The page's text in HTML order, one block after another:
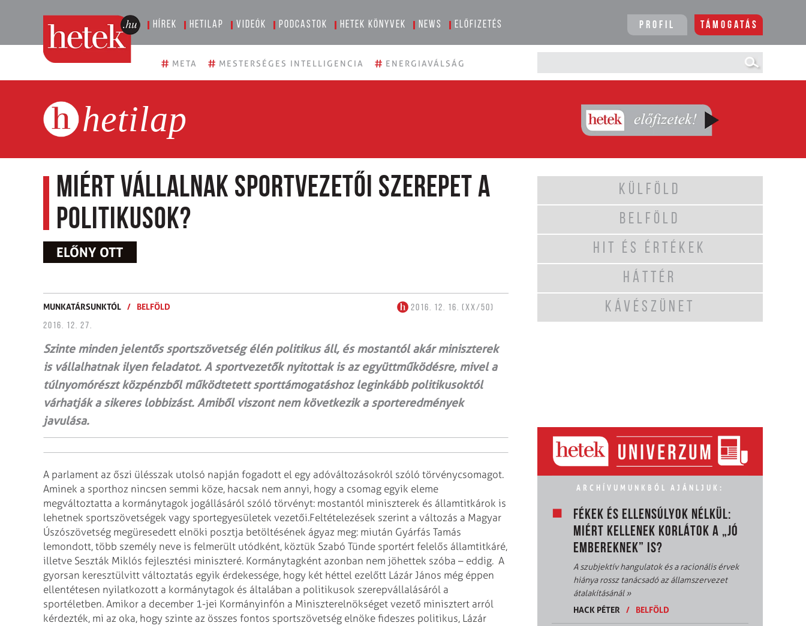
Hírek Hetilap Videók Podcastok Hetek könyvek News Előfizetés Profil Támogatás
# META # MESTERSÉGES INTELLIGENCIA # ENERGIAVÁLSÁG
hetilap
Miért vállalnak sportvezetői szerepet a
politikusok?
ELŐNY OTT
MUNKATÁRSUNKTÓL / BELFÖLD
2016. 12. 16. (XX/50)
2016. 12. 27.
Szinte minden jelentős sportszövetség élén politikus áll, és mostantól akár miniszterek
is vállalhatnak ilyen feladatot. A sportvezetők nyitottak is az együttműködésre, mivel a
túlnyomórészt közpénzből működtetett sporttámogatáshoz leginkább politikusoktól
várhatják a sikeres lobbizást. Amiből viszont nem következik a sporteredmények
javulása.
A parlament az őszi ülésszak utolsó napján fogadott el egy adóváltozásokról szóló törvénycsomagot.
Aminek a sporthoz nincsen semmi köze, hacsak nem annyi, hogy a csomag egyik eleme
megváltoztatta a kormánytagok jogállásáról szóló törvényt: mostantól miniszterek és államtitkárok is
lehetnek sportszövetségek vagy sportegyesületek vezetői.Feltételezések szerint a változás a Magyar
Úszószövetség megüresedett elnöki posztja betöltésének ágyaz meg: miután Gyárfás Tamás
lemondott, több személy neve is felmerült utódként, köztük Szabó Tünde sportért felelős államtitkáré,
illetve Seszták Miklós fejlesztési miniszteré. Kormánytagként azonban nem jöhettek szóba – eddig. A
gyorsan keresztülvitt változtatás egyik érdekessége, hogy két héttel ezelőtt Lázár János még éppen
ellentétesen nyilatkozott a kormánytagok és általában a politikusok szerepvállalásáról a
sportéletben. Amikor a december 1-jei Kormányinfón a Miniszterelnökséget vezető minisztert arról
kérdezték, mi az oka, hogy szinte az összes fontos sportszövetség elnöke fideszes politikus, Lázár
KÜLFÖLD
BELFÖLD
HIT ÉS ÉRTÉKEK
HÁTTÉR
KÁVÉSZÜNET
ARCHÍVUMUNKBÓL AJÁNLJUK:
FÉKEK ÉS ELLENSÚLYOK NÉLKÜL:
MIÉRT KELLENEK KORLÁTOK A „JÓ
EMBEREKNEK” IS?
A szubjektív hangulatok és a racionális érvek
hiánya rossz tanácsadó az államszervezet
átalakításánál»
HACK PÉTER
/ BELFÖLD